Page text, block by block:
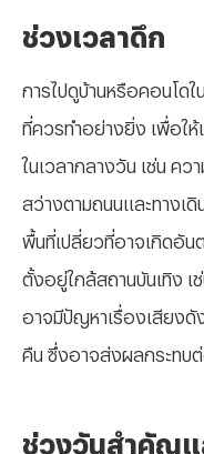
ช่วงเวลาดึก
การไปดูบ้านหรือคอนโดใ
ที่ควรทำอย่างยิ่ง เพื่อให้
ในเวลากลางวัน เช่น ค
สว่างตามถนนและทางเ
พื้นที่เปลี่ยวที่อาจเกิดอัน
ตั้งอยู่ใกล้สถานบันเทิง เ
อาจมีปัญหาเรื่องเสียงดั
คืน ซึ่งอาจส่งผลกระทบ
ช่วงวันสำคัญแ